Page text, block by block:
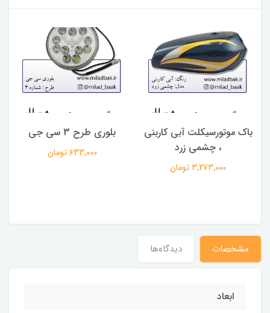
باک موتورسیکلت آبی کاربنی
، چشمی زرد
3,273,000 تومان
بلوری طرح 3 سی جی
633,000 تومان
مشخصات دیدگاه‌ها
ابعاد